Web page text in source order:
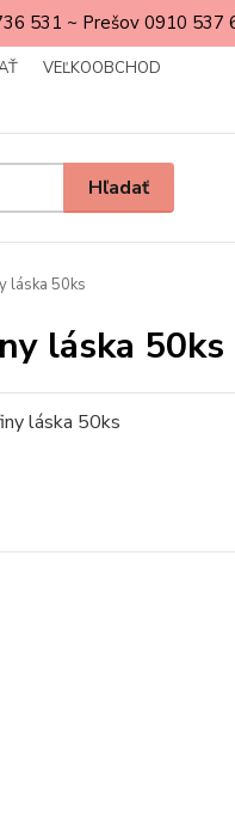
531 ~ Prešov 0910 537
VEĽKOOBCHOD
Hľadať
láska 50ks
láska 50ks